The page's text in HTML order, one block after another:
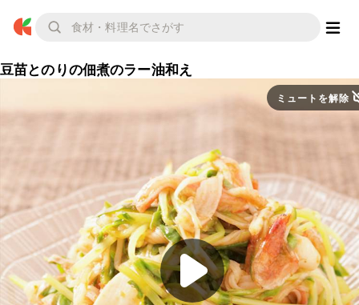
豆苗とのりの佃煮のラー油和え
ミュートを解除